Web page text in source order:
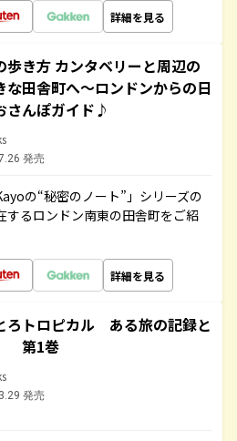
詳細を見る
歩き方 カンタベリーと周辺の
な田舎町へ～ロンドンからの日
さんぽガイド♪
発売
の“秘密のノート”」シリーズの
するロンドン南東の田舎町をご紹
詳細を見る
ろトロピカル ある旅の記録と
第1巻
発売